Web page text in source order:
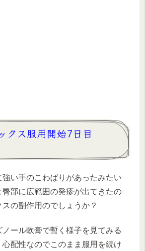
クス服用開始7日目
い手のこわばりがあったみたい
臀部に広範囲の発疹が出てきたの
の副作用のでしょうか？
ール軟膏で暫く様子を見てみる
心配性なのでこのまま服用を続け